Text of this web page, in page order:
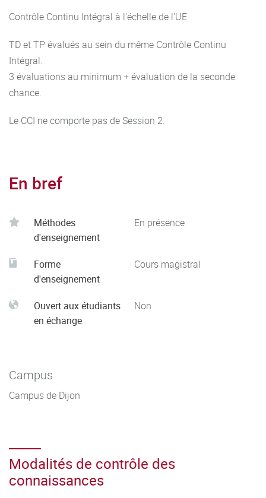
Contrôle Continu Intégral à l'échelle de l'UE
TD et TP évalués au sein du même Contrôle Continu
Intégral.
3 évaluations au minimum + évaluation de la seconde
chance.
Le CCI ne comporte pas de Session 2.
En bref
Méthodes
d'enseignement
En présence
Forme
d'enseignement
Cours magistral
Ouvert aux étudiants
en échange
Non
Campus
Campus de Dijon
Modalités de contrôle des
connaissances